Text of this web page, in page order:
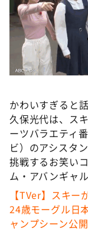
DAIGOも台
本日はダイ
朝だ！生で
教えて！ニュ
新婚さんい
ポツンと一
ザキ山小屋
ぺこぱのまる
アナ回覧板
かわいすぎると
久保光代は、ス
ーツバラエティ
ビ）のアシスタ
挑戦するお笑い
ム・アバンギャ
【TVer】スキ
24歳モーグル日
ャンプシーン公開